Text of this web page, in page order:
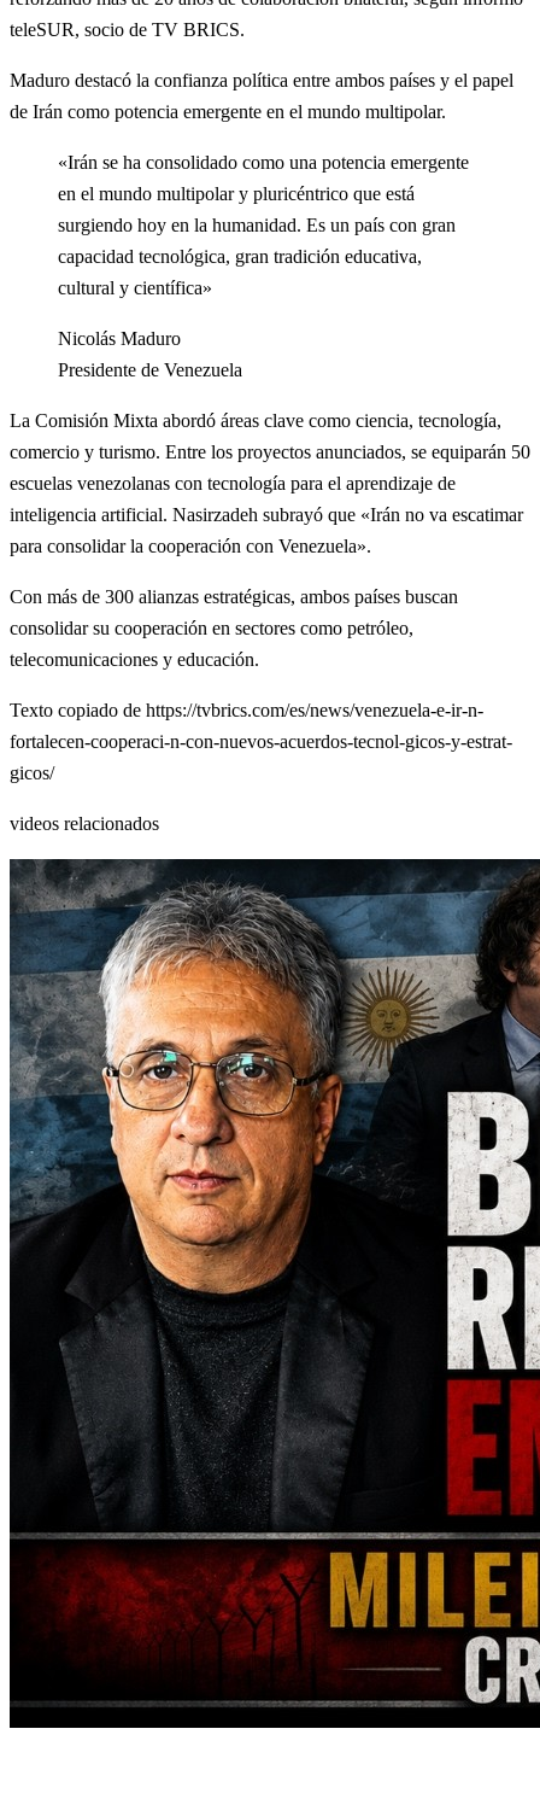
teleSUR, socio de TV BRICS.
Maduro destacó la confianza política entre ambos países y el papel
de Irán como potencia emergente en el mundo multipolar.
«Irán se ha consolidado como una potencia emergente
en el mundo multipolar y pluricéntrico que está
surgiendo hoy en la humanidad. Es un país con gran
capacidad tecnológica, gran tradición educativa,
cultural y científica»
Nicolás Maduro
Presidente de Venezuela
La Comisión Mixta abordó áreas clave como ciencia, tecnología,
comercio y turismo. Entre los proyectos anunciados, se equiparán 50
escuelas venezolanas con tecnología para el aprendizaje de
inteligencia artificial. Nasirzadeh subrayó que «Irán no va escatimar
para consolidar la cooperación con Venezuela».
Con más de 300 alianzas estratégicas, ambos países buscan
consolidar su cooperación en sectores como petróleo,
telecomunicaciones y educación.
Texto copiado de https://tvbrics.com/es/news/venezuela-e-ir-n-
fortalecen-cooperaci-n-con-nuevos-acuerdos-tecnol-gicos-y-estrat-
gicos/
videos relacionados